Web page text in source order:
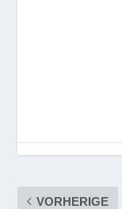
VORHERIGE